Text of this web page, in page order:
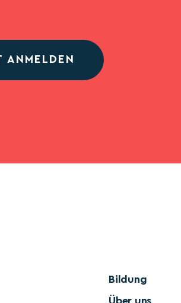
ANMELDEN
Bildung
Über uns